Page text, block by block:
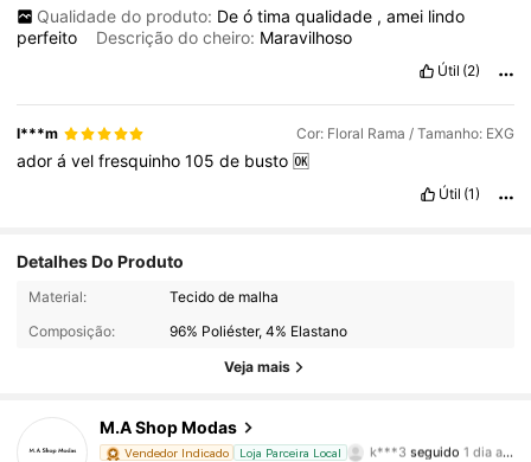
Qualidade do produto: De ó tima qualidade , amei lindo
perfeito
Descrição do cheiro: Maravilhoso
Útil (2)
I***m Cor: Floral Rama / Tamanho: EXG
adorávelfresquinho105de busto 🆗
Útil (1)
Detalhes Do Produto
Material:
Tecido de malha
Composição:
96% Poliéster, 4% Elastano
Veja mais
M.A Shop Modas
Vendedor Indicado Loja Parceira Local
4,69
350 Seguidores